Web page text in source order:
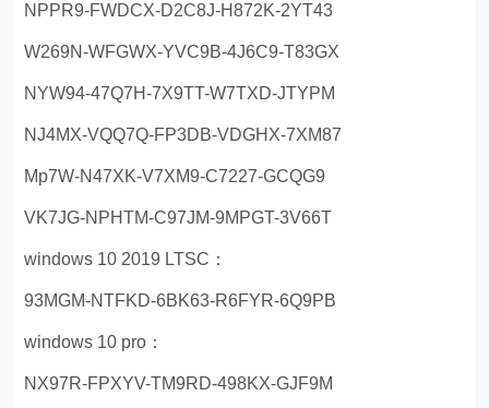
NPPR9-FWDCX-D2C8J-H872K-2YT43
W269N-WFGWX-YVC9B-4J6C9-T83GX
NYW94-47Q7H-7X9TT-W7TXD-JTYPM
NJ4MX-VQQ7Q-FP3DB-VDGHX-7XM87
Mp7W-N47XK-V7XM9-C7227-GCQG9
VK7JG-NPHTM-C97JM-9MPGT-3V66T
windows 10 2019 LTSC：
93MGM-NTFKD-6BK63-R6FYR-6Q9PB
windows 10 pro：
NX97R-FPXYV-TM9RD-498KX-GJF9M